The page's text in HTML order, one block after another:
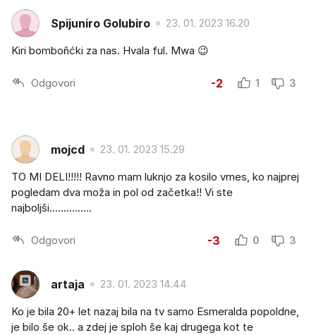
Spijuniro Golubiro 23. 01. 2023 16.20
Kiri bomboñćki za nas. Hvala ful. Mwa 😉
Odgovori -2 1 3
mojcd 23. 01. 2023 15.29
TO MI DELI!!!!! Ravno mam luknjo za kosilo vmes, ko najprej
pogledam dva moža in pol od začetka!! Vi ste
najboljši...............
Odgovori -3 0 3
artaja 23. 01. 2023 14.44
Ko je bila 20+ let nazaj bila na tv samo Esmeralda popoldne,
je bilo še ok.. a zdej je sploh še kaj drugega kot te